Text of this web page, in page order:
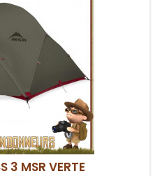
3 MSR VERTE